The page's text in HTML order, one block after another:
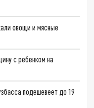
овощи и мясные
с ребенком на
подешевеет до 19